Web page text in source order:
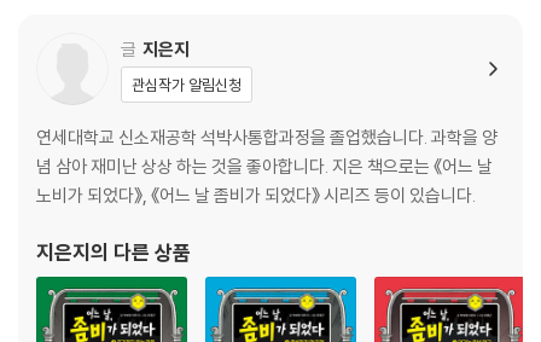
글 지은지
관심작가 알림신청
연세대학교 신소재공학 석박사통합과정을 졸업했습니다. 과학을 양
념 삼아 재미난 상상 하는 것을 좋아합니다. 지은 책으로는 《어느 날
노비가 되었다》, 《어느 날 좀비가 되었다》 시리즈 등이 있습니다.
지은지 의 다른 상품